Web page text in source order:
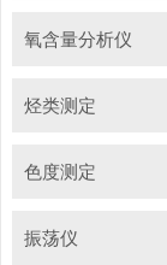
氧含量分析仪
烃类测定
色度测定
振荡仪